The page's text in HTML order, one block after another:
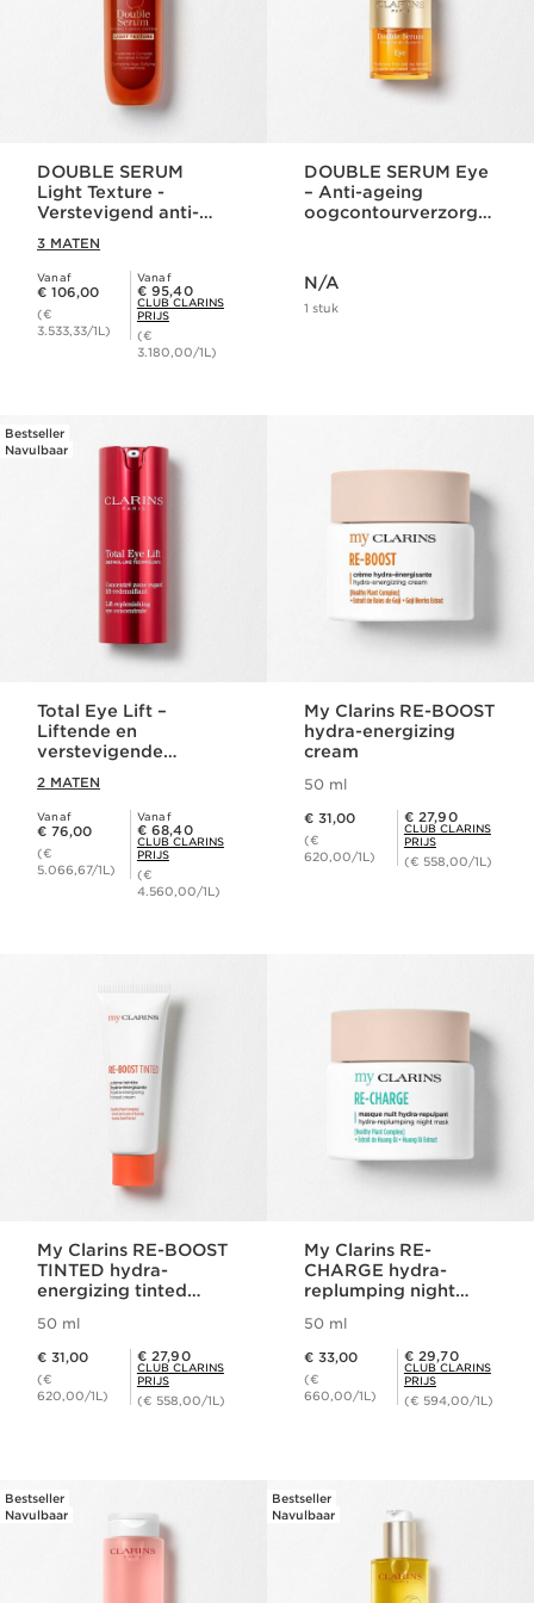
DOUBLE SERUM
Light Texture -
Verstevigend anti-
3 MATEN
Vanaf
Dit is nu de prijs € 106,00
€ 106,00
(€
3.533,33/1L)
Vanaf
Club Clarins Prijs € 95,40
€ 95,40
CLUB CLARINS
PRIJS
(€
3.180,00/1L)
DOUBLE SERUM Eye
– Anti-ageing
oogcontourverzorgin
N/A
1 stuk
Bestseller
Navulbaar
Total Eye Lift –
Liftende en
verstevigende
2 MATEN
Vanaf
Dit is nu de prijs € 76,00
€ 76,00
(€
5.066,67/1L)
Vanaf
Club Clarins Prijs € 68,40
€ 68,40
CLUB CLARINS
PRIJS
(€
4.560,00/1L)
My Clarins RE-BOOST
hydra-energizing
cream
50 ml
€ 31,00
(€
620,00/1L)
Club Clarins Prijs € 27,90
€ 27,90
CLUB CLARINS
PRIJS
(€ 558,00/1L)
My Clarins RE-BOOST
TINTED hydra-
energizing tinted
50 ml
€ 31,00
(€
620,00/1L)
Club Clarins Prijs € 27,90
€ 27,90
CLUB CLARINS
PRIJS
(€ 558,00/1L)
My Clarins RE-
CHARGE hydra-
replumping night
50 ml
€ 33,00
(€
660,00/1L)
Club Clarins Prijs € 29,70
€ 29,70
CLUB CLARINS
PRIJS
(€ 594,00/1L)
Bestseller
Navulbaar
Bestseller
Navulbaar